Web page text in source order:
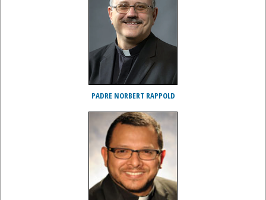
PADRE NORBERT RAPPOLD